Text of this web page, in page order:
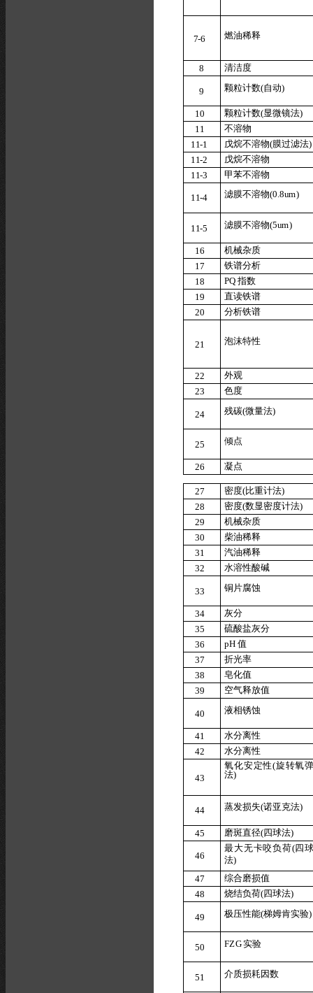
7-6 燃油稀释
8 清洁度
9 颗粒计数(自动)
10 颗粒计数(显微镜法)
1 1
不溶物
11-1 戊烷不溶物(膜过滤法)
11-2 戊烷不溶物
11-3 甲苯不溶物
11-4 滤膜不溶物(0.8um)
11-5 滤膜不溶物(5um)
1 6
机械杂质
1 7
铁谱分析
1 8 PQ 指数
1 9
直读铁谱
20 分析铁谱
21 泡沫特性
22
外观
23 色度
24 残碳(微量法)
25 倾点
26 凝点
27 密度(比重计法)
28 密度(数显密度计法)
29
机械杂质
30
柴油稀释
31
汽油稀释
32 水溶性酸碱
33 铜片腐蚀
34
灰分
35 硫酸盐灰分
36 pH 值
37
折光率
38
皂化值
39 空气释放值
40 液相锈蚀
41
水分离性
42 水分离性
43
氧化安定性(旋转氧
法)
44 蒸发损失(诺亚克法)
45 磨斑直径(四球法)
46
最大无卡咬负荷(四
法)
47 综合磨损值
48 烧结负荷(四球法)
49 极压性能(梯姆肯实验)
50 FZG实验
51 介质损耗因数